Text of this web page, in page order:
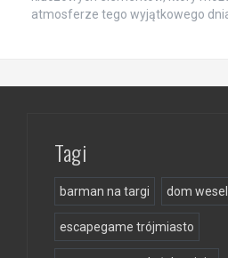
atmosferze tego wyjątkowego
Tagi
barman na targi dom
escapegame trójmiasto